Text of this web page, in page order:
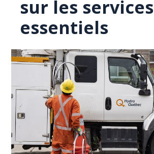
sur les services
essentiels